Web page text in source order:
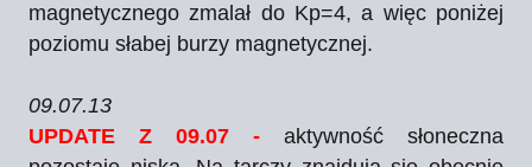
magnetycznego zmalał do Kp=4, a więc poniżej
poziomu słabej burzy magnetycznej.
09.07.13
UPDATE Z 09.07 - aktywność słoneczna